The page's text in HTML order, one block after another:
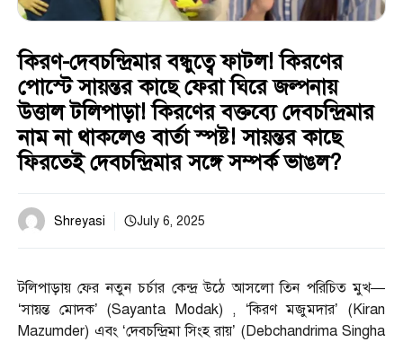
কিরণ-দেবচন্দ্রিমার বন্ধুত্বে ফাটল! কিরণের
পোস্টে সায়ন্তর কাছে ফেরা ঘিরে জল্পনায়
উত্তাল টলিপাড়া! কিরণের বক্তব্যে দেবচন্দ্রিমার
নাম না থাকলেও বার্তা স্পষ্ট! সায়ন্তর কাছে
ফিরতেই দেবচন্দ্রিমার সঙ্গে সম্পর্ক ভাঙল?
Shreyasi July 6, 2025
টলিপাড়ায় ফের নতুন চর্চার কেন্দ্র উঠে আসলো তিন পরিচিত মুখ—
‘সায়ন্ত মোদক’ (Sayanta Modak) , ‘কিরণ মজুমদার’ (Kiran
Mazumder) এবং ‘দেবচন্দ্রিমা সিংহ রায়’ (Debchandrima Singha